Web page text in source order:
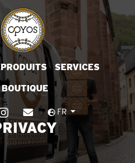
PRODUITS SERVICES
BOUTIQUE
FR